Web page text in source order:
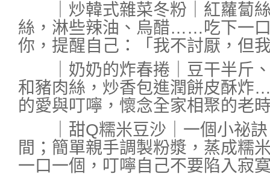
｜炒韓式雜菜冬粉｜紅蘿蔔絲
絲，淋些辣油、烏醋……吃下一
你，提醒自己：「我不討厭，但
｜奶奶的炸春捲｜豆干半斤、
和豬肉絲，炒香包進潤餅皮酥
的愛與叮嚀，懷念全家相聚的老
｜甜Q糯米豆沙｜一個小祕訣
間；簡單親手調製粉漿，蒸成糯
一口一個，叮嚀自己不要陷入寂